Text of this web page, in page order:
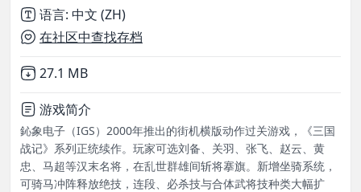
语言: 中文 (ZH)
在社区中查找存档
Not downloaded
27.1 MB
游戏简介
鈊象电子（IGS）2000年推出的街机横版动作过关游戏，《三国
战记》系列正统续作。玩家可选刘备、关羽、张飞、赵云、黄
忠、马超等汉末名将，在乱世群雄间斩将搴旗。新增坐骑系统，
可骑马冲阵释放绝技，连段、必杀技与合体武将技种类大幅扩